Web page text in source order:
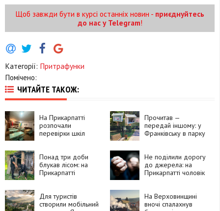
Щоб завжди бути в курсі останніх новин - приєднуйтесь
до нас у Telegram!
Категорії: Притрафунки
Помічено:
ЧИТАЙТЕ ТАКОЖ:
На Прикарпатті
розпочали
перевірки шкіл
Прочитав —
передай іншому: у
Франківську в парку
книгообмін
Понад три доби
блукав лісом: на
Прикарпатті
дорогою по воду
Не поділили дорогу
до джерела: на
Прикарпатті чоловік
Для туристів
створили мобільний
На Верховинщині
вночі спалахнув